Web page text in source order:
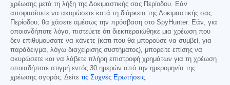
χρέωσης μετά τη λήξη της Δοκιμαστικής σας Περίοδου. Εάν
αποφασίσετε να ακυρώσετε κατά τη διάρκεια της Δοκιμαστικής σας
Περίοδου, θα χάσετε αμέσως την πρόσβαση στο SpyHunter. Εάν, για
οποιονδήποτε λόγο, πιστεύετε ότι διεκπεραιώθηκε μια χρέωση που
δεν επιθυμούσατε να κάνετε (κάτι που θα μπορούσε να συμβεί, για
παράδειγμα, λόγω διαχείρισης συστήματος), μπορείτε επίσης να
ακυρώσετε και να λάβετε πλήρη επιστροφή χρημάτων για τη χρέωση
οποιαδήποτε στιγμή εντός 30 ημερών από την ημερομηνία της
χρέωσης αγοράς. Δείτε τις Συχνές Ερωτήσεις.